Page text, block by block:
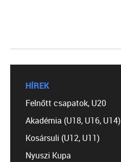
HÍREK
Felnőtt csapatok, U20
Akadémia (U18, U16, U14)
Kosársuli (U12, U11)
Nyuszi Kupa